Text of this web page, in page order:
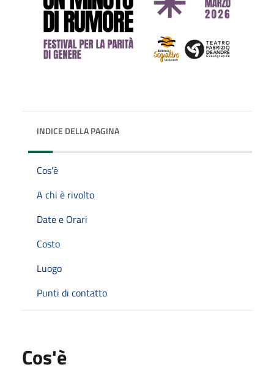
INDICE DELLA PAGINA
Cos'è
A chi è rivolto
Date e Orari
Costo
Luogo
Punti di contatto
Cos'è